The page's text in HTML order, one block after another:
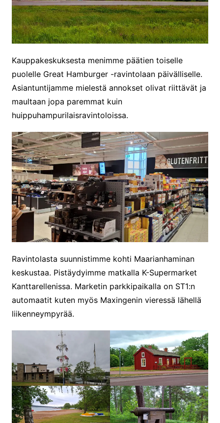
Kauppakeskuksesta menimme päätien toiselle
puolelle Great Hamburger -ravintolaan päivälliselle.
Asiantuntijamme mielestä annokset olivat riittävät ja
maultaan jopa paremmat kuin
huippuhampurilaisravintoloissa.
Ravintolasta suunnistimme kohti Maarianhaminan
keskustaa. Pistäydyimme matkalla K-Supermarket
Kanttarellenissa. Marketin parkkipaikalla on ST1:n
automaatit kuten myös Maxingenin vieressä lähellä
liikenneympyrää.